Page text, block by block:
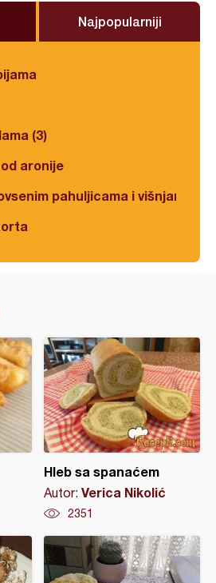
Najpopularniji
(3)
aronije
pahuljicama i višnjama
Hleb sa spanaćem
Autor: Verica Nikolić
2351